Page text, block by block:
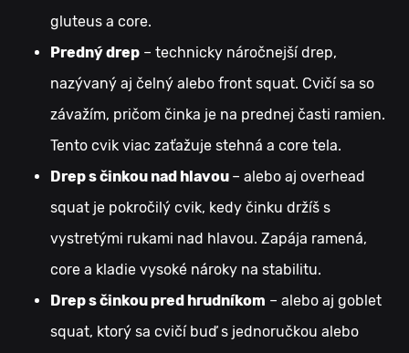
gluteus a core.
Predný drep – technicky náročnejší drep,
nazývaný aj čelný alebo front squat. Cvičí sa so
závažím, pričom činka je na prednej časti ramien.
Tento cvik viac zaťažuje stehná a core tela.
Drep s činkou nad hlavou – alebo aj overhead
squat je pokročilý cvik, kedy činku držíš s
vystretými rukami nad hlavou. Zapája ramená,
core a kladie vysoké nároky na stabilitu.
Drep s činkou pred hrudníkom – alebo aj goblet
squat, ktorý sa cvičí buď s jednoručkou alebo